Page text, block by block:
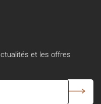
et les offres